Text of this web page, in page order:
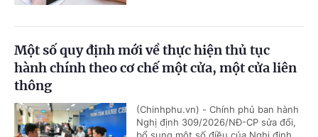
Một số quy định mới về thực hiện thủ tục
hành chính theo cơ chế một cửa, một cửa liên
thông
(Chinhphu.vn) - Chính phủ ban hành
Nghị định 309/2026/NĐ-CP sửa đổi,
bổ sung một số điều của Nghị định